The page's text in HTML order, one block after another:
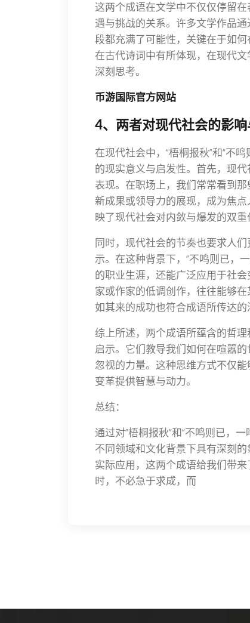
这两个成语在文学中不仅仅停留
遇与挑战的关系。许多文学作品
段都充满了可能性，关键在于如
在古代诗词中有所体现，在现代
深刻思考。
币游国际官方网站
4、两者对现代社会的影
在现代社会中，“梧桐报秋”和“不
的现实意义与启发性。首先，现
表现。在职场上，我们常常看到
新成果或领导力的展现，成为焦点
映了现代社会对内敛与爆发的双重
同时，现代社会的节奏也要求人
示。在这种背景下，“不鸣则已，
的职业生涯，还能广泛应用于社
家或作家的低调创作，往往能够
如其来的成功也符合成语所传达的
综上所述，两个成语所蕴含的哲
启示。它们教导我们如何在喧嚣
忽视的力量。这种思维方式不仅
变革提供智慧与动力。
总结：
通过对“梧桐报秋”和“不鸣则已，
不同领域和文化背景下具有深刻
实际应用，这两个成语给我们带
时，不必急于求成，而